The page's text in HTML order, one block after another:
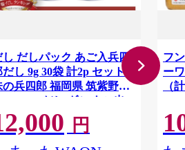
し だしパック あご入兵四
だし 9g 30袋 計2p セット [
の兵四郎 福岡県 筑紫野市
だし ダシ あご出
あごだし 兵四郎だし だし
ック 出汁パック 粉末 ふる
と納税 だし 出汁 だしパッ
円
フ
ー
（